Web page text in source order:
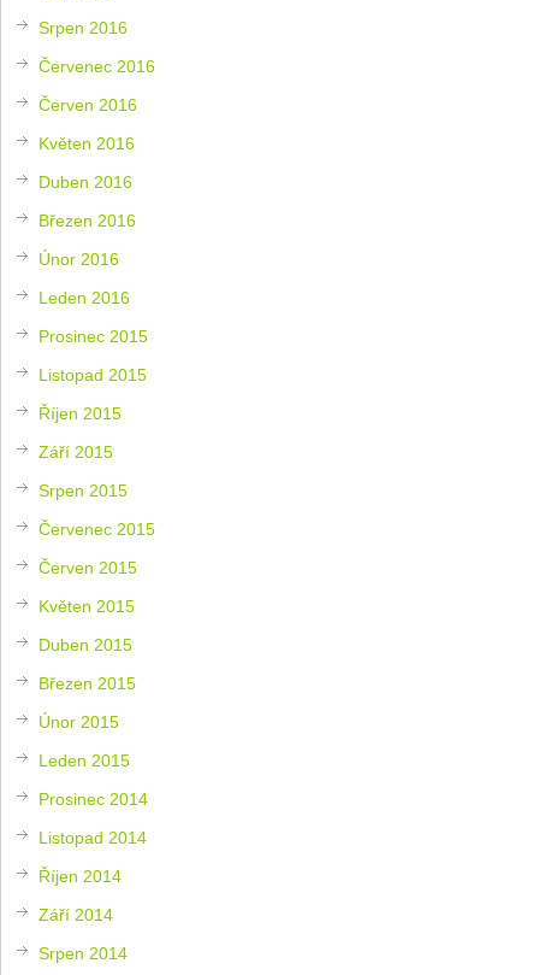
Srpen 2016
Červenec 2016
Červen 2016
Květen 2016
Duben 2016
Březen 2016
Únor 2016
Leden 2016
Prosinec 2015
Listopad 2015
Říjen 2015
Září 2015
Srpen 2015
Červenec 2015
Červen 2015
Květen 2015
Duben 2015
Březen 2015
Únor 2015
Leden 2015
Prosinec 2014
Listopad 2014
Říjen 2014
Září 2014
Srpen 2014